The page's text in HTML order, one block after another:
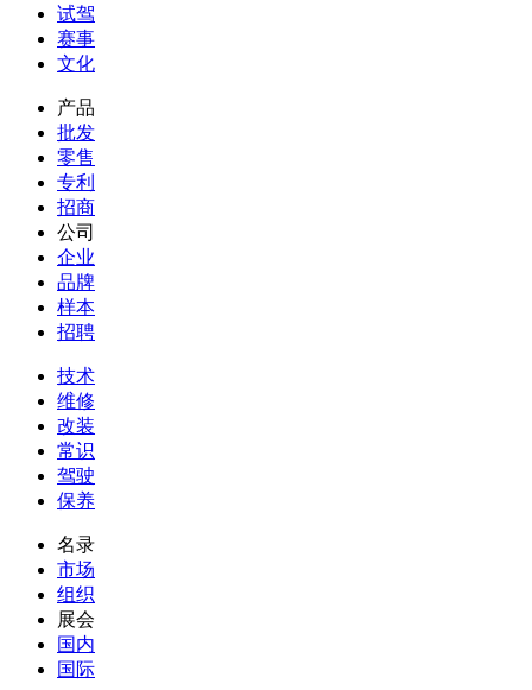
试驾
赛事
文化
产品
批发
零售
专利
招商
公司
企业
品牌
样本
招聘
技术
维修
改装
常识
驾驶
保养
名录
市场
组织
展会
国内
国际